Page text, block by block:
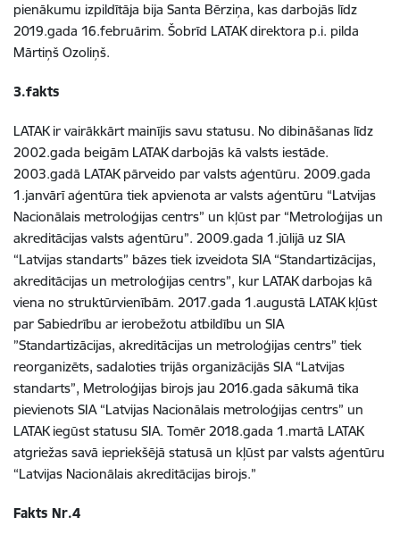
pienākumu izpildītāja bija Santa Bērziņa, kas darbojās līdz
2019.gada 16.februārim. Šobrīd LATAK direktora p.i. pilda
Mārtiņš Ozoliņš.
3.fakts
LATAK ir vairākkārt mainījis savu statusu. No dibināšanas līdz
2002.gada beigām LATAK darbojās kā valsts iestāde.
2003.gadā LATAK pārveido par valsts aģentūru. 2009.gada
1.janvārī aģentūra tiek apvienota ar valsts aģentūru “Latvijas
Nacionālais metroloģijas centrs” un kļūst par “Metroloģijas un
akreditācijas valsts aģentūru”. 2009.gada 1.jūlijā uz SIA
“Latvijas standarts” bāzes tiek izveidota SIA “Standartizācijas,
akreditācijas un metroloģijas centrs”, kur LATAK darbojas kā
viena no struktūrvienībām. 2017.gada 1.augustā LATAK kļūst
par Sabiedrību ar ierobežotu atbildību un SIA
”Standartizācijas, akreditācijas un metroloģijas centrs” tiek
reorganizēts, sadaloties trijās organizācijās SIA “Latvijas
standarts”, Metroloģijas birojs jau 2016.gada sākumā tika
pievienots SIA “Latvijas Nacionālais metroloģijas centrs” un
LATAK iegūst statusu SIA. Tomēr 2018.gada 1.martā LATAK
atgriežas savā iepriekšējā statusā un kļūst par valsts aģentūru
“Latvijas Nacionālais akreditācijas birojs.”
Fakts Nr.4